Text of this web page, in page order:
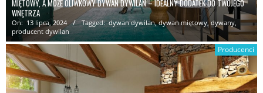
MIĘTOWY, A MOŻE OLIWKOWY DYWAN DYWILAN – IDEALNY DODATEK DO TWOJEGO
WNĘTRZA
On: 13 lipca, 2024 Tagged: dywan dywilan,dywan miętowy,dywany,
producent dywilan
Producenci